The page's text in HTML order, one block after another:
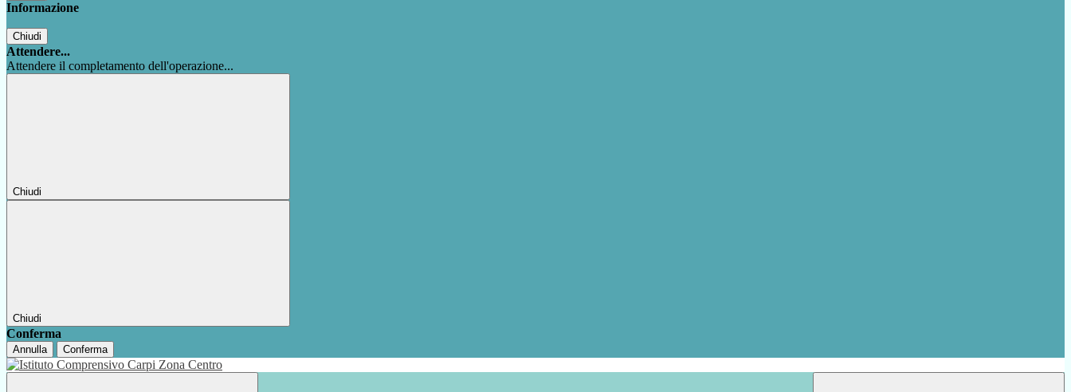
Informazione
Chiudi
Attendere...
Attendere il completamento dell'operazione...
Chiudi
Chiudi
Conferma
Annulla Conferma